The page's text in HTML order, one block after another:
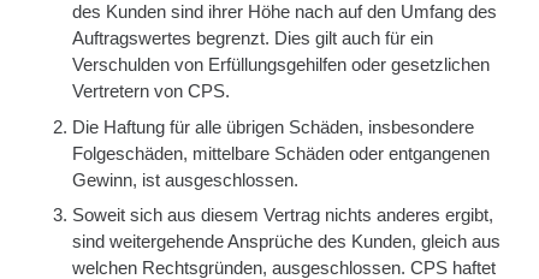
des Kunden sind ihrer Höhe nach auf den Umfang des
Auftragswertes begrenzt. Dies gilt auch für ein
Verschulden von Erfüllungsgehilfen oder gesetzlichen
Vertretern von CPS.
Die Haftung für alle übrigen Schäden, insbesondere
Folgeschäden, mittelbare Schäden oder entgangenen
Gewinn, ist ausgeschlossen.
Soweit sich aus diesem Vertrag nichts anderes ergibt,
sind weitergehende Ansprüche des Kunden, gleich aus
welchen Rechtsgründen, ausgeschlossen. CPS haftet